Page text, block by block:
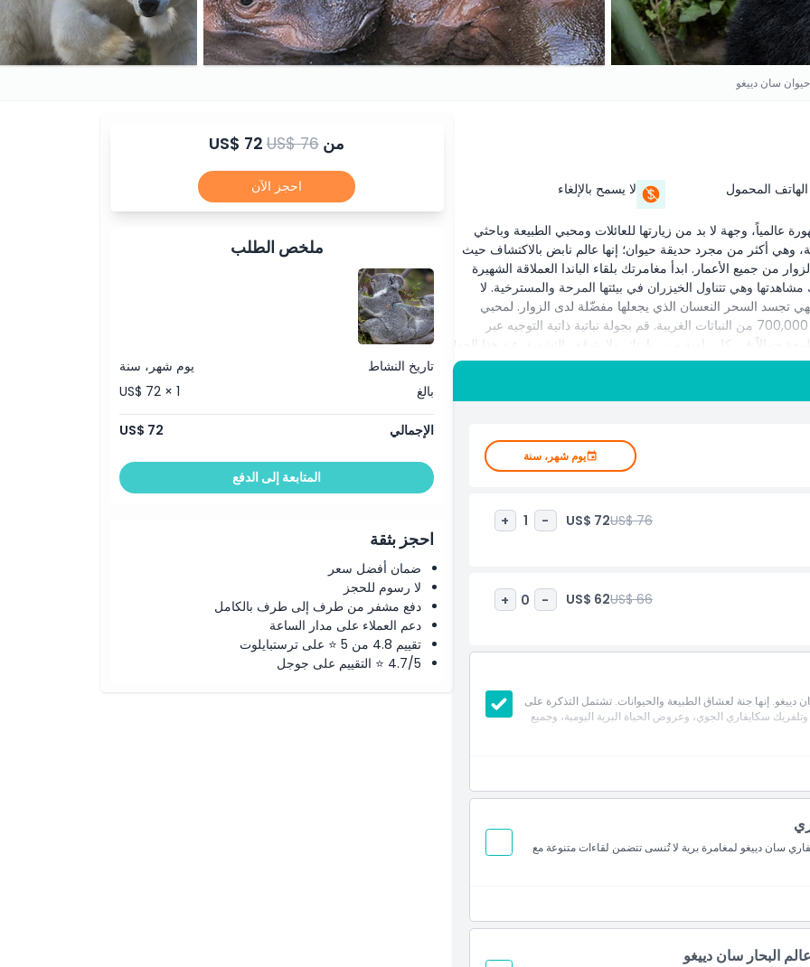
سان دييغو
المحمول لا يسمح بالإلغاء
وجهة لا بد من زيارتها للعائلات ومحبي الطبيعة وباحثي
وهي أكثر من مجرد حديقة حيوان؛ إنها عالم نابض بالاكتشاف حيث
من جميع الأعمار. ابدأ مغامرتك بلقاء الباندا العملاقة الشهيرة
وهي تتناول الخيزران في بيئتها المرحة والمسترخية. لا
تجسد السحر النعسان الذي يجعلها مفضّلة لدى الزوار. لمحبي
النبات، تُعد حديقة حيوان سان دييغو جنة نباتية تضم أكثر من 700,000 من النباتات الغريبة. قم بجولة نباتية ذاتية التوجيه عبر
جمالاً في كل زاوية من زيارتك. ولا يتوقف التشويق عند هذا الحد!
عبر أنظمة بيئية متنوعة تضم حيوانات مهيبة مثل النمور والفهود
الوجهية اللافتة وملامحه التعبيرية منه واحداً من أكثر سكان
كل نوع لخصائصه وسلوكياته الفريدة. لمزيد من الإثارة، انضم إلى
دييغو أكثر من زيارة؛ إنها تجربة لا تُنسى مليئة بالدهشة والتعليم
الرائعة.
يوم شهر، سنة
US$ 76
US$ 72
-
1
+
US$ 66
US$ 62
-
0
+
إنها جنة لعشاق الطبيعة والحيوانات. تشتمل التذكرة على
سكايفاري الجوي، وعروض الحياة البرية اليومية، وجميع
سان دييغو لمغامرة برية لا تُنسى تتضمن لقاءات متنوعة مع
البحار سان دييغو
من US$ 72US$ 76
احجز الآن
ملخص الطلب
تاريخ النشاط
يوم شهر، سنة
بالغ
US$ 72 × 1
الإجمالي US$ 72
المتابعة إلى الدفع
احجز بثقة
ضمان أفضل سعر
لا رسوم للحجز
دفع مشفر من طرف إلى طرف بالكامل
دعم العملاء على مدار الساعة
تقييم 4.8 من 5 ⭐ على ترستبايلوت
4.7/5 ⭐ التقييم على جوجل